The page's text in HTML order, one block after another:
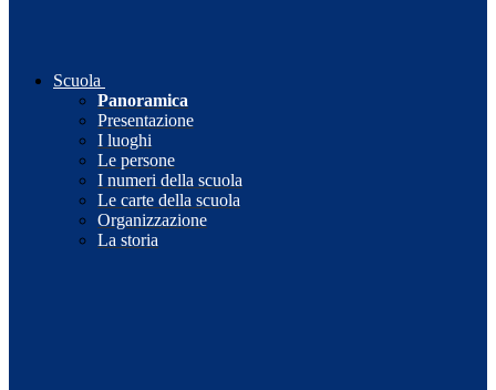
Scuola
Panoramica
Presentazione
I luoghi
Le persone
I numeri della scuola
Le carte della scuola
Organizzazione
La storia